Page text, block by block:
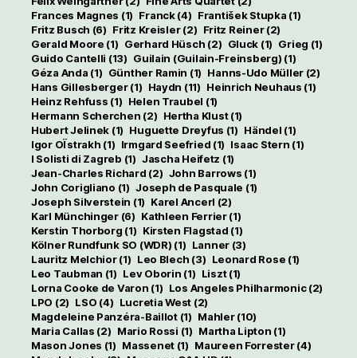
Frances Magnes (1) Franck(4) František Stupka (1)
Fritz Busch (6) Fritz Kreisler(2) Fritz Reiner(2)
Gerald Moore (1) Gerhard Hüsch (2) Gluck (1) Grieg (1)
Guido Cantelli (13) Guilain (Guilain-Freinsberg) (1)
Géza Anda (1) Günther Ramin (1) Hanns-Udo Müller (2)
Hans Gillesberger(1) Haydn (11) Heinrich Neuhaus (1)
Heinz Rehfuss (1) Helen Traubel (1)
Hermann Scherchen (2) Hertha Klust(1)
Hubert Jelinek (1) Huguette Dreyfus (1) Händel (1)
Igor OÏstrakh (1) Irmgard Seefried (1) Isaac Stern (1)
I Solisti di Zagreb (1) Jascha Heifetz (1)
Jean-Charles Richard (2) John Barrows (1)
John Corigliano (1) Joseph de Pasquale (1)
Joseph Silverstein (1) Karel Ancerl (2)
Karl Münchinger(6) Kathleen Ferrier(1)
Kerstin Thorborg (1) Kirsten Flagstad (1)
Kölner Rundfunk SO (WDR) (1) Lanner (3)
Lauritz Melchior(1) Leo Blech (3) Leonard Rose (1)
Leo Taubman (1) Lev Oborin (1) Liszt(1)
Lorna Cooke de Varon (1) Los Angeles Philharmonic(2)
LPO (2) LSO (4) Lucretia West (2)
Magdeleine Panzéra-Baillot(1) Mahler(10)
Maria Callas (2) Mario Rossi (1) Martha Lipton (1)
Mason Jones (1) Massenet(1) Maureen Forrester(4)